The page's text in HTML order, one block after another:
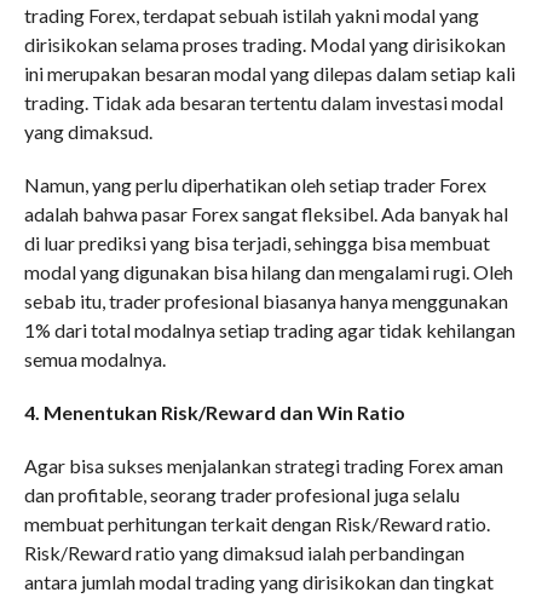
trading Forex, terdapat sebuah istilah yakni modal yang
dirisikokan selama proses trading. Modal yang dirisikokan
ini merupakan besaran modal yang dilepas dalam setiap kali
trading. Tidak ada besaran tertentu dalam investasi modal
yang dimaksud.
Namun, yang perlu diperhatikan oleh setiap trader Forex
adalah bahwa pasar Forex sangat fleksibel. Ada banyak hal
di luar prediksi yang bisa terjadi, sehingga bisa membuat
modal yang digunakan bisa hilang dan mengalami rugi. Oleh
sebab itu, trader profesional biasanya hanya menggunakan
1% dari total modalnya setiap trading agar tidak kehilangan
semua modalnya.
4. Menentukan Risk/Reward dan Win Ratio
Agar bisa sukses menjalankan strategi trading Forex aman
dan profitable, seorang trader profesional juga selalu
membuat perhitungan terkait dengan Risk/Reward ratio.
Risk/Reward ratio yang dimaksud ialah perbandingan
antara jumlah modal trading yang dirisikokan dan tingkat